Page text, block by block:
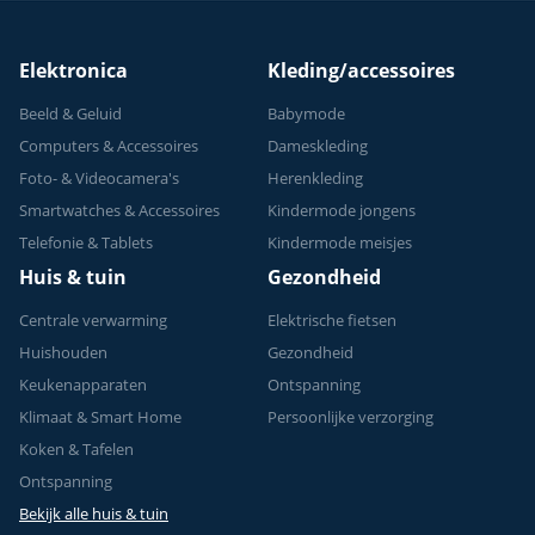
Elektronica
Beeld & Geluid
Computers & Accessoires
Foto- & Videocamera's
Smartwatches & Accessoires
Telefonie & Tablets
Kleding/accessoires
Babymode
Dameskleding
Herenkleding
Kindermode jongens
Kindermode meisjes
Huis & tuin
Centrale verwarming
Huishouden
Keukenapparaten
Klimaat & Smart Home
Koken & Tafelen
Ontspanning
Bekijk alle huis & tuin
Gezondheid
Elektrische fietsen
Gezondheid
Ontspanning
Persoonlijke verzorging